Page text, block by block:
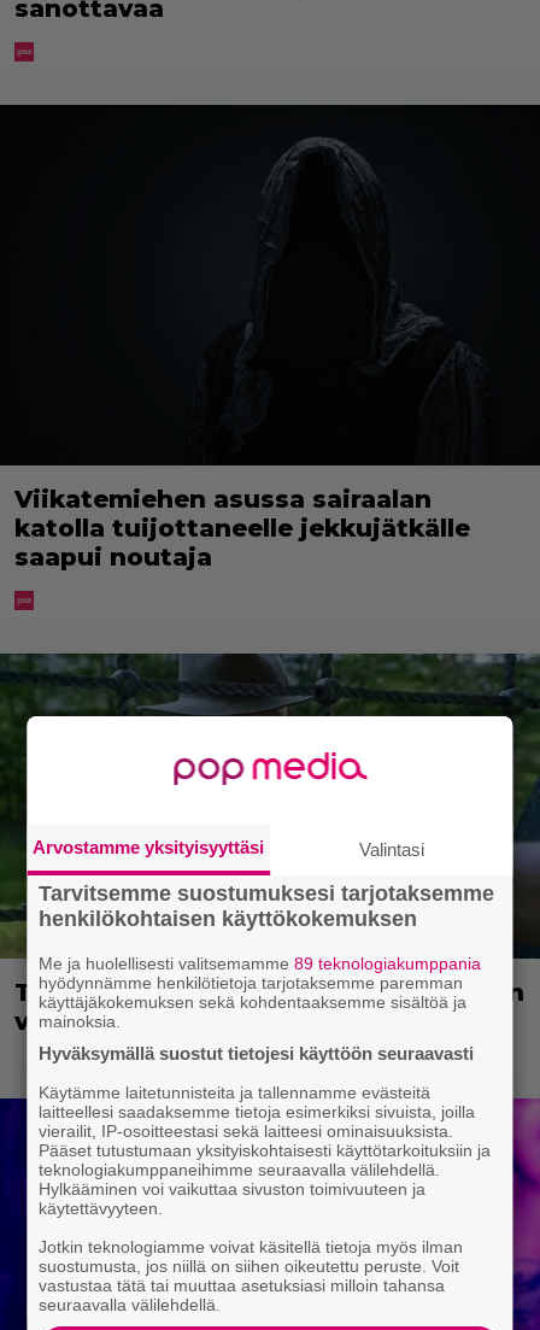
sanottavaa
Viikatemiehen asussa sairaalan
katolla tuijottaneelle jekkujätkälle
saapui noutaja
Tuleva videopelielokuva jäi Sam Neillin
viimeiseksi rooliksi
Arvostamme yksityisyyttäsi Valintasi
Tarvitsemme suostumuksesi tarjotaksemme
henkilökohtaisen käyttökokemuksen
Me ja huolellisesti valitsemamme89 teknologiakumppania
hyödynnämme henkilötietoja tarjotaksemme paremman
käyttäjäkokemuksen sekä kohdentaaksemme sisältöä ja
mainoksia.
Hyväksymällä suostut tietojesi käyttöön seuraavasti
Käytämme laitetunnisteita ja tallennamme evästeitä
laitteellesi saadaksemme tietoja esimerkiksi sivuista, joilla
vierailit, IP-osoitteestasi sekä laitteesi ominaisuuksista.
Pääset tutustumaan yksityiskohtaisesti käyttötarkoituksiin ja
teknologiakumppaneihimme seuraavalla välilehdellä.
Hylkääminen voi vaikuttaa sivuston toimivuuteen ja
käytettävyyteen.
Jotkin teknologiamme voivat käsitellä tietoja myös ilman
suostumusta, jos niillä on siihen oikeutettu peruste. Voit
vastustaa tätä tai muuttaa asetuksiasi milloin tahansa
seuraavalla välilehdellä.